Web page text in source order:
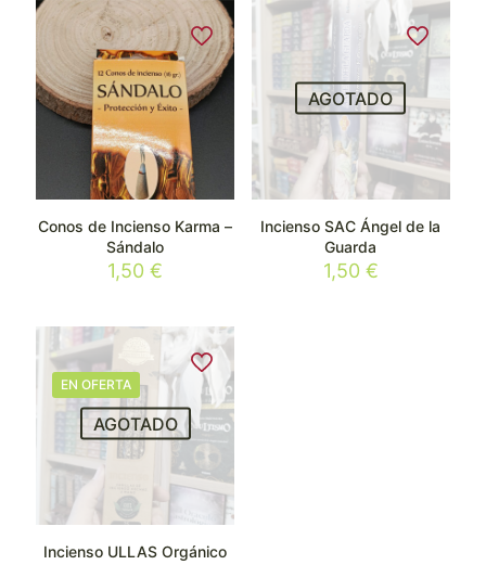
Conos de Incienso Karma –
Sándalo
1,50€
AGOTADO
Incienso SAC Ángel de la
Guarda
1,50 €
EN OFERTA
AGOTADO
Incienso ULLAS Orgánico